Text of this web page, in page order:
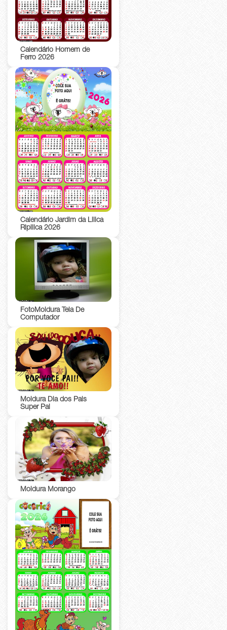
Calendário Homem de
Ferro 2026
Calendário Jardim da Lilica
Ripilica 2026
FotoMoldura Tela De
Computador
Moldura Dia dos Pais
Super Pai
Moldura Morango